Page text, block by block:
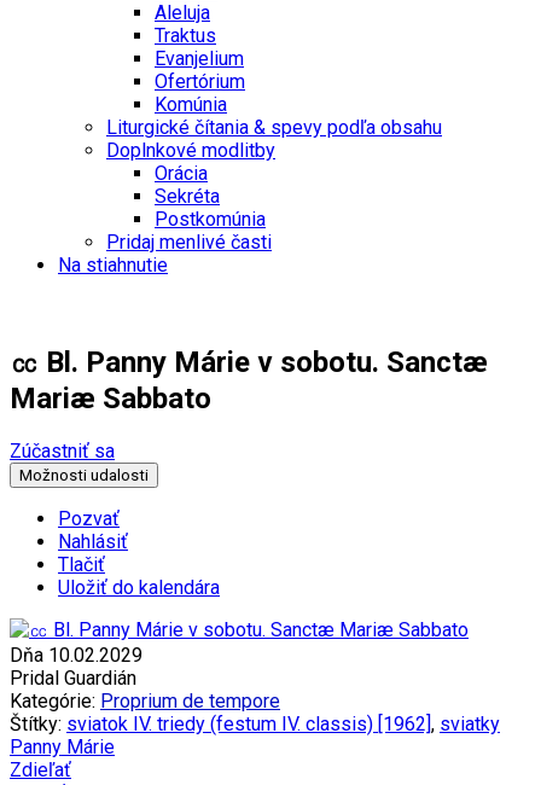
Aleluja
Traktus
Evanjelium
Ofertórium
Komúnia
Liturgické čítania & spevy podľa obsahu
Doplnkové modlitby
Orácia
Sekréta
Postkomúnia
Pridaj menlivé časti
Na stiahnutie
㏄ Bl. Panny Márie v sobotu. Sanctæ
Mariæ Sabbato
Zúčastniť sa
Možnosti udalosti
Pozvať
Nahlásiť
Tlačiť
Uložiť do kalendára
Dňa 10.02.2029
Pridal Guardián
Kategórie: Proprium de tempore
Štítky: sviatok IV. triedy (festum IV. classis) [1962], sviatky
Panny Márie
Zdieľať